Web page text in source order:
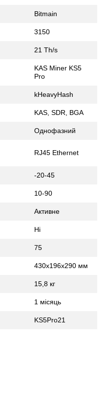
Bitmain
3150
21 Th/s
KAS Miner KS5
Pro
kHeavyHash
KAS, SDR, BGA
Oднофазний
RJ45 Ethernet
-20-45
10-90
Активне
Ні
75
430x196x290 мм
15,8 кг
1 місяць
KS5Pro21